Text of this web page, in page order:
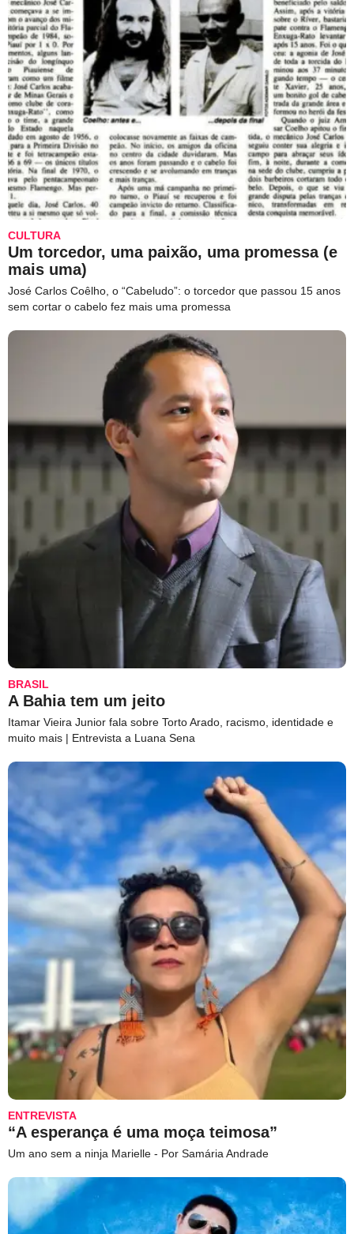
CULTURA
Um torcedor, uma paixão, uma promessa (e
mais uma)
José Carlos Coêlho, o “Cabeludo”: o torcedor que passou 15 anos
sem cortar o cabelo fez mais uma promessa
BRASIL
A Bahia tem um jeito
Itamar Vieira Junior fala sobre Torto Arado, racismo, identidade e
muito mais | Entrevista a Luana Sena
ENTREVISTA
“A esperança é uma moça teimosa”
Um ano sem a ninja Marielle - Por Samária Andrade